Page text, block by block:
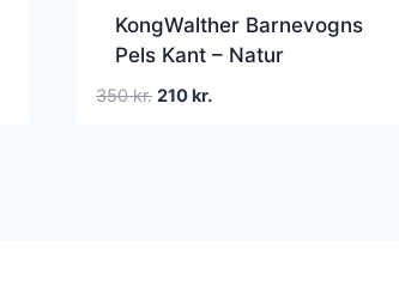
KongWalther Barnevogns
Pels Kant – Natur
350kr. Den
210kr.Den